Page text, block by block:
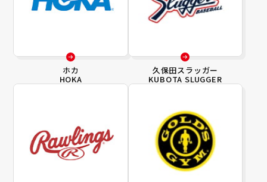
ホカ
HOKA
久保田スラッガー
KUBOTA SLUGGER